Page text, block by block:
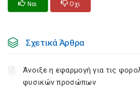
Ναι Οχι
Σχετικά Άρθρα
Άνοιξε η εφαρμογή για τις
φυσικών προσώπων